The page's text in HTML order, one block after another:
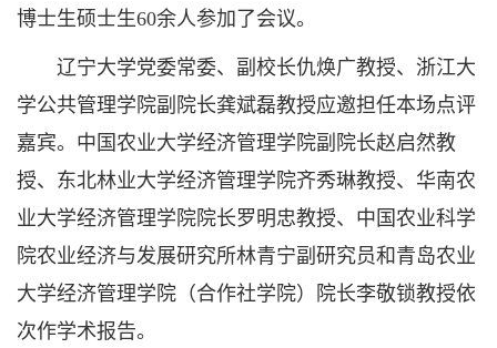
博士生硕士生60余人参加了会议。
辽宁大学党委常委、副校长仇焕广教授、浙江大
学公共管理学院副院长龚斌磊教授应邀担任本场点评
嘉宾。中国农业大学经济管理学院副院长赵启然教
授、东北林业大学经济管理学院齐秀琳教授、华南农
业大学经济管理学院院长罗明忠教授、中国农业科学
院农业经济与发展研究所林青宁副研究员和青岛农业
大学经济管理学院（合作社学院）院长李敬锁教授依
次作学术报告。